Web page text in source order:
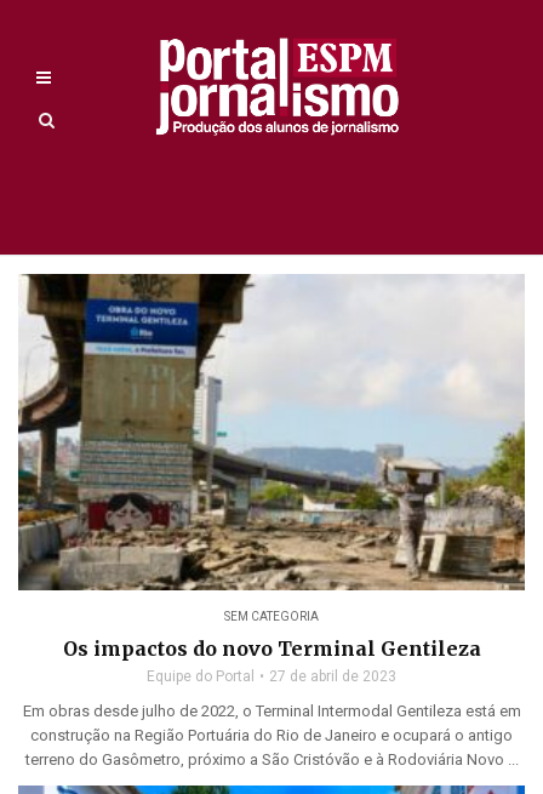
SEM CATEGORIA
Os impactos do novo Terminal Gentileza
Equipe do Portal 27 de abril de 2023
Em obras desde julho de 2022, o Terminal Intermodal Gentileza está em
construção na Região Portuária do Rio de Janeiro e ocupará o antigo
terreno do Gasômetro, próximo a São Cristóvão e à Rodoviária Novo ...